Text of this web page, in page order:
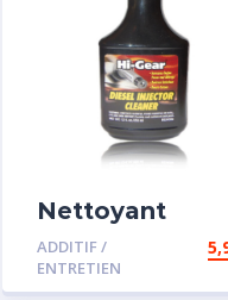
Nettoyant
injecteur
ADDITIF /
ENTRETIEN